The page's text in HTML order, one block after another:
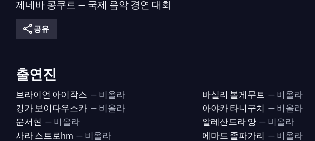
제네바 콩쿠르 — 국제 음악 경연 대회
공유
출연진
브라이언 아이작스 — 비올라
킹가 보이다우스카 — 비올라
문서현 — 비올라
사라 스트로hm — 비올라
바실리 볼게무트 — 비올라
아야카 타니구치 — 비올라
알레산드라 양 — 비올라
에마드 졸파가리 — 비올라